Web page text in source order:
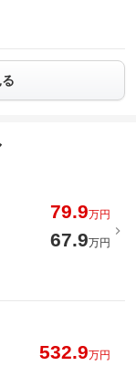
79.9万円
67.9万円
532.9万円